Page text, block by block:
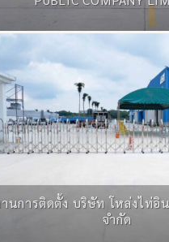
านการติดตั้ง บริษัท โหล่งไท่อิ
จำกัด